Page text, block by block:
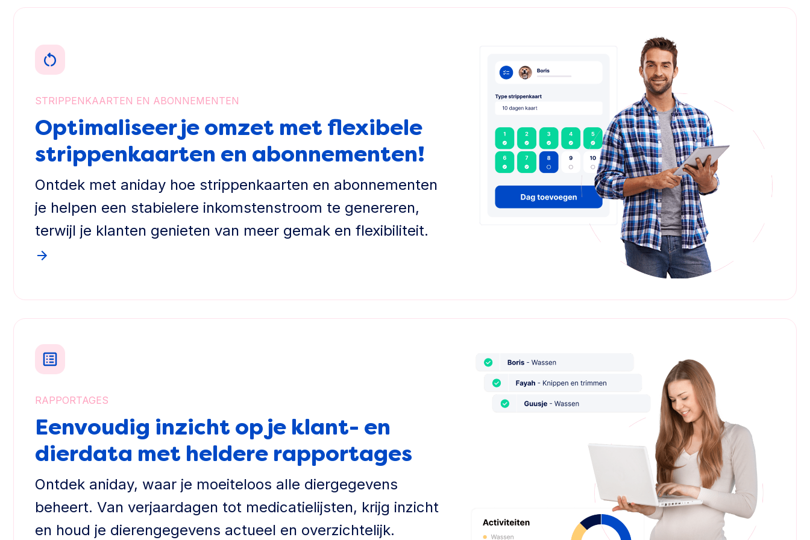
STRIPPENKAARTEN EN ABONNEMENTEN
Optimaliseer je omzet met flexibele
strippenkaarten en abonnementen!
Ontdek met aniday hoe strippenkaarten en abonnementen
je helpen een stabielere inkomstenstroom te genereren,
terwijl je klanten genieten van meer gemak en flexibiliteit.
RAPPORTAGES
Eenvoudig inzicht op je klant- en
dierdata met heldere rapportages
Ontdek aniday, waar je moeiteloos alle diergegevens
beheert. Van verjaardagen tot medicatielijsten, krijg inzicht
en houd je dierengegevens actueel en overzichtelijk.